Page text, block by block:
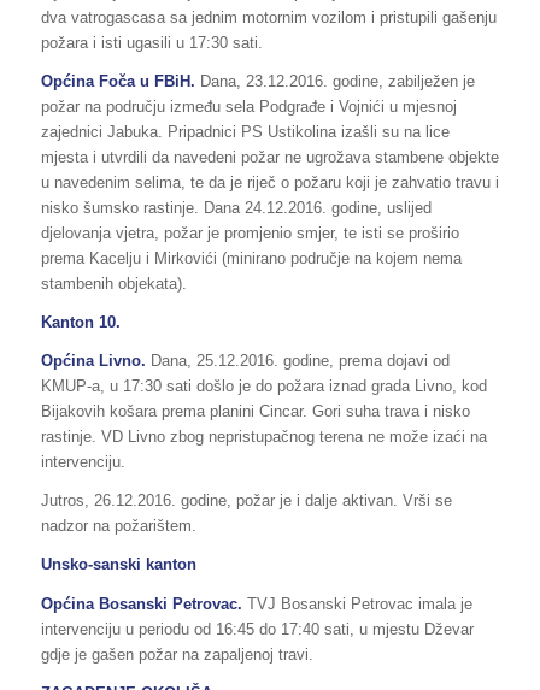
dva vatrogascasa sa jednim motornim vozilom i pristupili gašenju
požara i isti ugasili u 17:30 sati.
Općina Foča u FBiH. Dana, 23.12.2016. godine, zabilježen je
požar na području između sela Podgrađe i Vojnići u mjesnoj
zajednici Jabuka. Pripadnici PS Ustikolina izašli su na lice
mjesta i utvrdili da navedeni požar ne ugrožava stambene objekte
u navedenim selima, te da je riječ o požaru koji je zahvatio travu i
nisko šumsko rastinje. Dana 24.12.2016. godine, uslijed
djelovanja vjetra, požar je promjenio smjer, te isti se proširio
prema Kacelju i Mirkovići (minirano područje na kojem nema
stambenih objekata).
Kanton 10.
Općina Livno. Dana, 25.12.2016. godine, prema dojavi od
KMUP-a, u 17:30 sati došlo je do požara iznad grada Livno, kod
Bijakovih košara prema planini Cincar. Gori suha trava i nisko
rastinje. VD Livno zbog nepristupačnog terena ne može izaći na
intervenciju.
Jutros, 26.12.2016. godine, požar je i dalje aktivan. Vrši se
nadzor na požarištem.
Unsko-sanski kanton
Općina Bosanski Petrovac. TVJ Bosanski Petrovac imala je
intervenciju u periodu od 16:45 do 17:40 sati, u mjestu Dževar
gdje je gašen požar na zapaljenoj travi.